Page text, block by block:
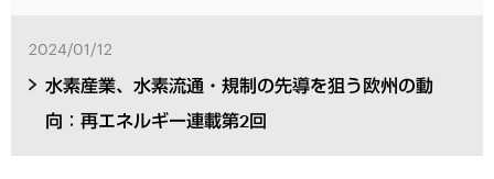
2024/01/12
水素産業、水素流通・規制の先導を狙う欧州の動
向：再エネルギー連載第2回